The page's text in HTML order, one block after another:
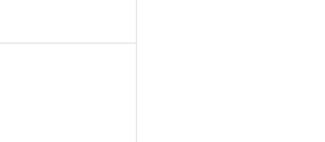
ことがない限り、2022年1月12日よ